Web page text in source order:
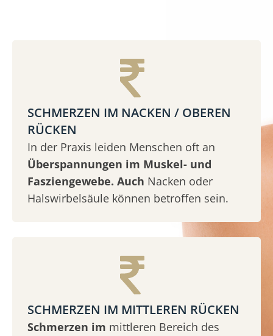
SCHMERZEN IM NACKEN / OBEREN
RÜCKEN
In der Praxis leiden Menschen oft an
Überspannungen im Muskel- und
Fasziengewebe. Auch Nacken oder
Halswirbelsäule können betroffen sein.
SCHMERZEN IM MITTLEREN RÜCKEN
Schmerzen im mittleren Bereich des